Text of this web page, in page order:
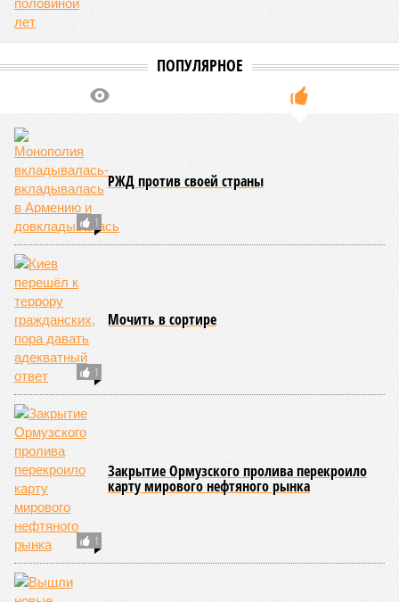
ПОПУЛЯРНОЕ
1
РЖД против своей страны
1
Мочить в сортире
1
Закрытие Ормузского пролива перекроило
карту мирового нефтяного рынка